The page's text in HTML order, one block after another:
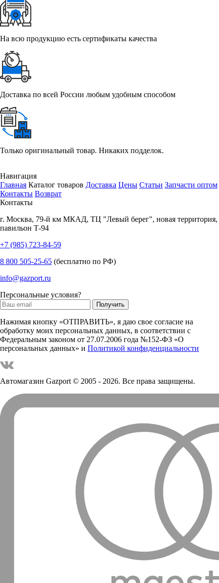
На всю продукцию есть сертификаты качества
Доставка по всей России любым удобным способом
Только оригинальный товар. Никаких подделок.
Навигация
Главная Каталог товаров Доставка Цены Статьи Запчасти оптом
Контакты Возврат
Контакты
г. Москва, 79-й км МКАД, ТЦ "Левый берег", новая территория,
павильон Т-94
+7 (985) 723-84-59
8 800 505-25-65 (бесплатно по РФ)
info@gazport.ru
Персональные условия?
Нажимая кнопку «ОТПРАВИТЬ», я даю свое согласие на
обработку моих персональных данных, в соответствии с
Федеральным законом от 27.07.2006 года №152-ФЗ «О
персональных данных» и Политикой конфиденциальности
Автомагазин Gazport© 2005 - 2026. Все права защищены.